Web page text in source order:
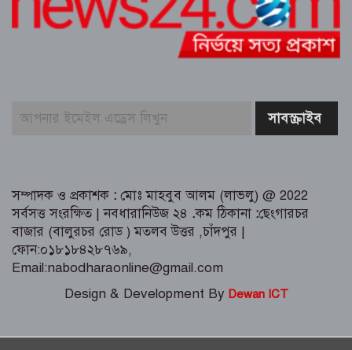
এডভোকেট মিজানুর রহমান অন্তরের ওপর
হামলার প্রতিবাদে কুমিল্লা বারে মানববন্ধন
সময় লুন্ঠিত মালামালসহ ছয় ডাকাত
গ্রেফতার
সম্পাদক ও প্রকাশক : মোঃ মাহবুব আলম (লাভলু) @ 2022
সর্বসত্ত সংরক্ষিত | নবধারানিউজ ২৪ .কম ঠিকানা :ছেংগারচর
বাজার (বালুরচর রোড ) মতলব উত্তর ,চাঁদপুর |
ফোন:০১৮১৮৪২৮৭৬৯,
Email:nabodharaonline@gmail.com
Design & Development By Dewan ICT